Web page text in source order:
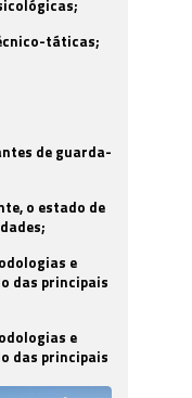
táticas;
de guarda-
o estado de
e
das principais
e
das principais